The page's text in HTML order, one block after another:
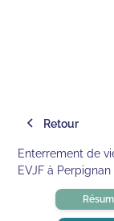
Retour
Enterrement de
EVJF à